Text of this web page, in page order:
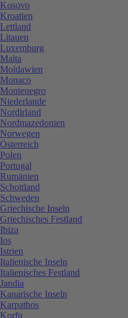
Kosovo
Kroatien
Lettland
Litauen
Luxemburg
Malta
Moldawien
Monaco
Montenegro
Niederlande
Nordirland
Nordmazedonien
Norwegen
Österreich
Polen
Portugal
Rumänien
Schottland
Schweden
Griechische Inseln
Griechisches Festland
Ibiza
Ios
Istrien
Italienische Inseln
Italienisches Festland
Jandia
Kanarische Inseln
Karpathos
Korfu